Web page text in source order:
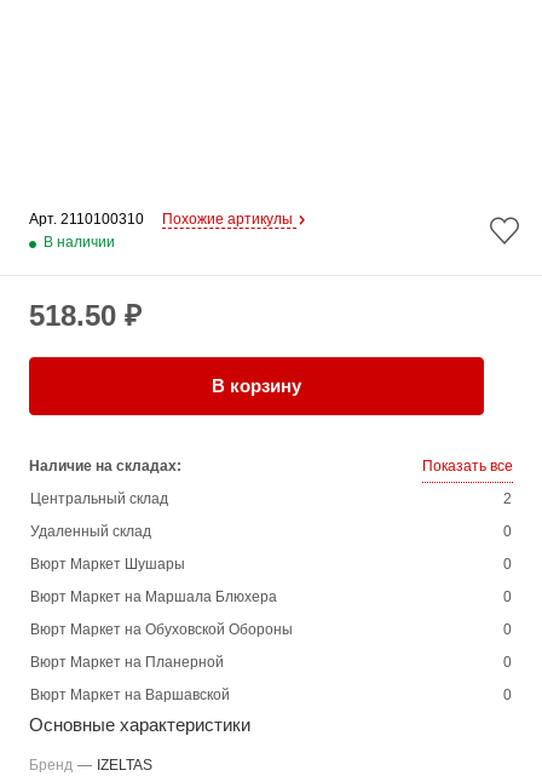
Арт. 2110100310
Похожие артикулы
В наличии
518.50 ₽
В корзину
Наличие на складах:
Показать все
Центральный склад
2
Удаленный склад
0
Вюрт Маркет Шушары
0
Вюрт Маркет на Маршала Блюхера
0
Вюрт Маркет на Обуховской Обороны
0
Вюрт Маркет на Планерной
0
Вюрт Маркет на Варшавской
0
Основные характеристики
Бренд — IZELTAS